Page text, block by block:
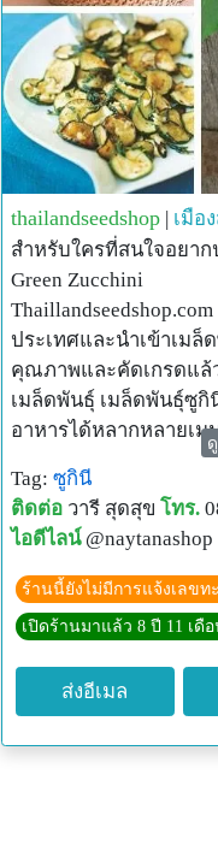
thailandseedshop | เมือ
สำหรับใครที่สนใจอยา
Green Zucchini
ประเทศและนำเข้าเมล็
คุณภาพและคัดเกรดแล้
เมล็ดพันธุ์ เมล็ดพันธุ์ซูกิ
อาหารได้หลากหลายเม
กระถางหรือลงแปลงก็
เกรดเมล็ดอย่างดี
สั่งซื้อ - สอบถาม ไลน์ ID
สั่งของทางLineคลิกลิ้งค์
http://bit.ly/2oGlTcB
สั่งของทางFacebookคลิ
https://
ส่งธรรมดาลงทะเบียน
Tag: ซูกินี
ติดต่อ วารี สุดสุข โทร.
ไอดีไลน์ @naytanashop
ร้านนี้ยังไม่มีการแจ้งเลขท
เปิดร้านมาแล้ว 8 ปี 11 เดื
ส่งอีเมล